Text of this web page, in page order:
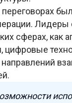
Лидеры
сферах,
цифровые